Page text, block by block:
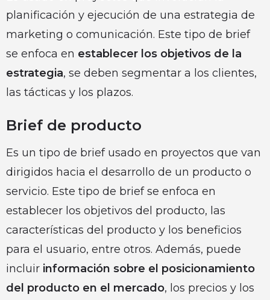
planificación y ejecución de una estrategia de
marketing o comunicación. Este tipo de brief
se enfoca en establecer los objetivos de la
estrategia, se deben segmentar a los clientes,
las tácticas y los plazos.
Brief de producto
Es un tipo de brief usado en proyectos que van
dirigidos hacia el desarrollo de un producto o
servicio. Este tipo de brief se enfoca en
establecer los objetivos del producto, las
características del producto y los beneficios
para el usuario, entre otros. Además, puede
incluir información sobre el posicionamiento
del producto en el mercado, los precios y los